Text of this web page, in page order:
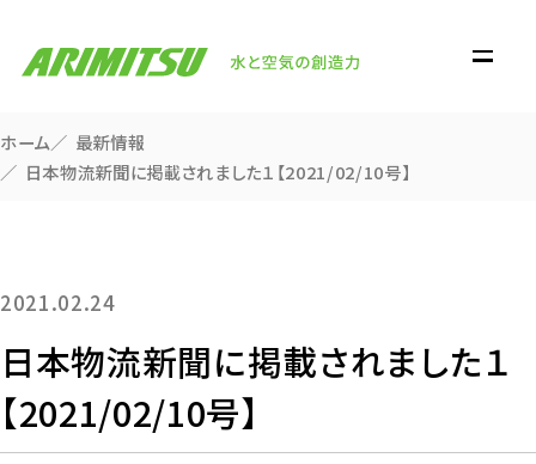
ホーム
最新情報
日本物流新聞に掲載されました１【2021/02/10号】
2021.02.24
日本物流新聞に掲載されました１
【2021/02/10号】